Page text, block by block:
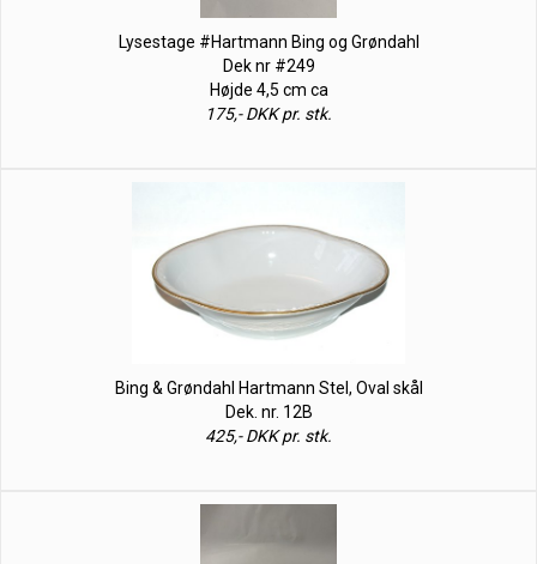
Lysestage #Hartmann Bing og Grøndahl
Dek nr #249
Højde 4,5 cm ca
175,- DKK pr. stk.
Bing & Grøndahl Hartmann Stel, Oval skål
Dek. nr. 12B
425,- DKK pr. stk.